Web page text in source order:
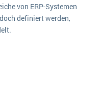
sind die 6
beachten gilt
Was muss man wissen?
von ERP-Systemen
definiert werden,